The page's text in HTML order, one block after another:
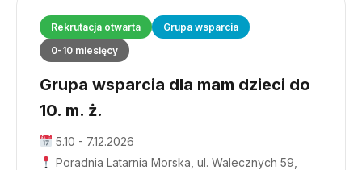
Rekrutacja otwarta
Grupa wsparcia
0-10 miesięcy
Grupa wsparcia dla mam dzieci do
10. m. ż.
5.10 - 7.12.2026
Poradnia Latarnia Morska, ul. Walecznych 59,